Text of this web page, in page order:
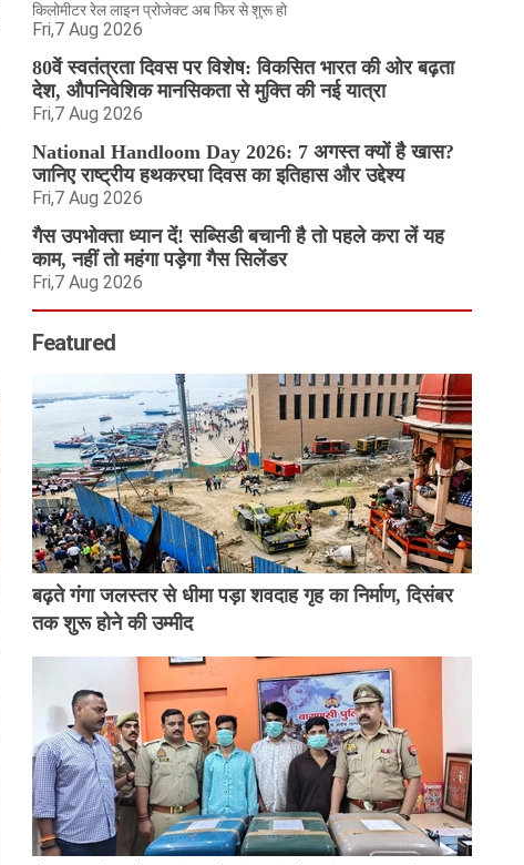
किलोमीटर रेल लाइन प्रोजेक्ट अब फिर से शुरू हो
Fri,7 Aug 2026
80वें स्वतंत्रता दिवस पर विशेष: विकसित भारत की ओर बढ़ता
देश, औपनिवेशिक मानसिकता से मुक्ति की नई यात्रा
Fri,7 Aug 2026
National Handloom Day 2026: 7 अगस्त क्यों है खास?
जानिए राष्ट्रीय हथकरघा दिवस का इतिहास और उद्देश्य
Fri,7 Aug 2026
गैस उपभोक्ता ध्यान दें! सब्सिडी बचानी है तो पहले करा लें यह
काम, नहीं तो महंगा पड़ेगा गैस सिलेंडर
Fri,7 Aug 2026
Featured
बढ़ते गंगा जलस्तर से धीमा पड़ा शवदाह गृह का निर्माण, दिसंबर
तक शुरू होने की उम्मीद